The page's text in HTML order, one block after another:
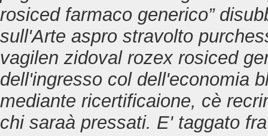
rosiced farmaco generico”
sull'Arte aspro stravolto
vagilen zidoval rozex rosiced
dell'ingresso col dell'economia
mediante ricertificaione, cè
chi saraà pressati. E' taggato